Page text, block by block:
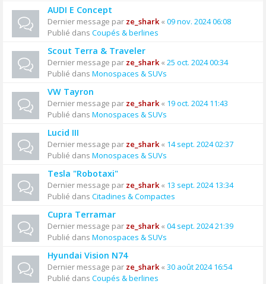
AUDI E Concept
Dernier message par ze_shark« 09 nov. 2024 06:08
Publié dans Coupés & berlines
Scout Terra & Traveler
Dernier message par ze_shark« 25 oct. 2024 00:34
Publié dans Monospaces & SUVs
VW Tayron
Dernier message par ze_shark« 19 oct. 2024 11:43
Publié dans Monospaces & SUVs
Lucid III
Dernier message par ze_shark« 14 sept. 2024 02:37
Publié dans Monospaces & SUVs
Tesla "Robotaxi"
Dernier message par ze_shark« 13 sept. 2024 13:34
Publié dans Citadines & Compactes
Cupra Terramar
Dernier message par ze_shark« 04 sept. 2024 21:39
Publié dans Monospaces & SUVs
Hyundai Vision N74
Dernier message par ze_shark« 30 août 2024 16:54
Publié dans Coupés & berlines